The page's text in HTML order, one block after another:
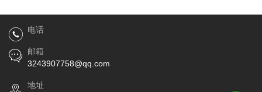
证电子版查询系统（入口）来
啦！附办理指南
网上可查询证件制作
电话
邮箱
3243907758@qq.com
地址